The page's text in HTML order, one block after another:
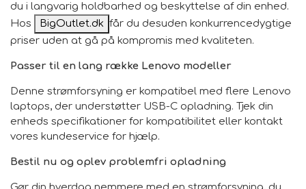
du i langvarig holdbarhed og beskyttelse af din enhed.
Hos
BigOutlet.dk får du desuden konkurrencedygtige
priser uden at gå på kompromis med kvaliteten.
Passer til en lang række Lenovo modeller
Denne strømforsyning er kompatibel med flere Lenovo
laptops, der understøtter USB-C opladning. Tjek din
enheds specifikationer for kompatibilitet eller kontakt
vores kundeservice for hjælp.
Bestil nu og oplev problemfri opladning